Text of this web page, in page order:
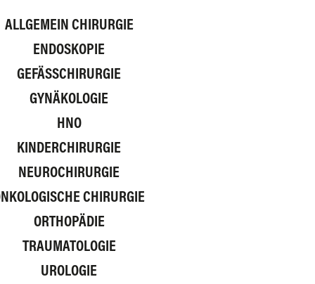
ALLGEMEIN CHIRURGIE
ENDOSKOPIE
GEFÄSSCHIRURGIE
GYNÄKOLOGIE
HNO
KINDERCHIRURGIE
NEUROCHIRURGIE
CHIRURGIE
ORTHOPÄDIE
TRAUMATOLOGIE
UROLOGIE